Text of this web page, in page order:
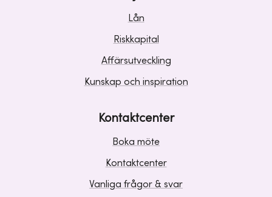
Lån
Riskkapital
Affärsutveckling
Kunskap och inspiration
Kontaktcenter
Boka möte
Kontaktcenter
Vanliga frågor & svar